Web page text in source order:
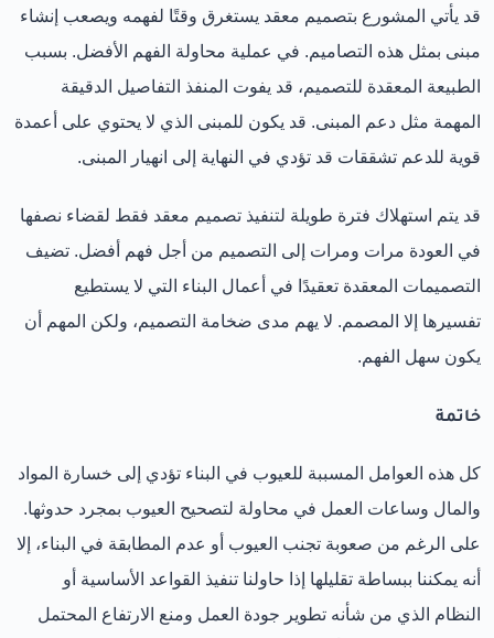
قد يأتي المشورع بتصميم معقد يستغرق وقتًا لفهمه ويصعب إنشاء
مبنى بمثل هذه التصاميم. في عملية محاولة الفهم الأفضل. بسبب
الطبيعة المعقدة للتصميم، قد يفوت المنفذ التفاصيل الدقيقة
المهمة مثل دعم المبنى. قد يكون للمبنى الذي لا يحتوي على أعمدة
قوية للدعم تشققات قد تؤدي في النهاية إلى انهيار المبنى.
قد يتم استهلاك فترة طويلة لتنفيذ تصميم معقد فقط لقضاء نصفها
في العودة مرات ومرات إلى التصميم من أجل فهم أفضل. تضيف
التصميمات المعقدة تعقيدًا في أعمال البناء التي لا يستطيع
تفسيرها إلا المصمم. لا يهم مدى ضخامة التصميم، ولكن المهم أن
يكون سهل الفهم.
خاتمة
كل هذه العوامل المسببة للعيوب في البناء تؤدي إلى خسارة المواد
والمال وساعات العمل في محاولة لتصحيح العيوب بمجرد حدوثها.
على الرغم من صعوبة تجنب العيوب أو عدم المطابقة في البناء، إلا
أنه يمكننا ببساطة تقليلها إذا حاولنا تنفيذ القواعد الأساسية أو
النظام الذي من شأنه تطوير جودة العمل ومنع الارتفاع المحتمل